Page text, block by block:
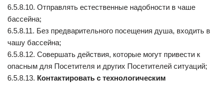
6.5.8.10. Отправлять естественные надобности в чаше
бассейна;
6.5.8.11. Без предварительного посещения душа, входить в
чашу бассейна;
6.5.8.12. Совершать действия, которые могут привести к
опасным для Посетителя и других Посетителей ситуаций;
6.5.8.13. Контактировать с технологическим